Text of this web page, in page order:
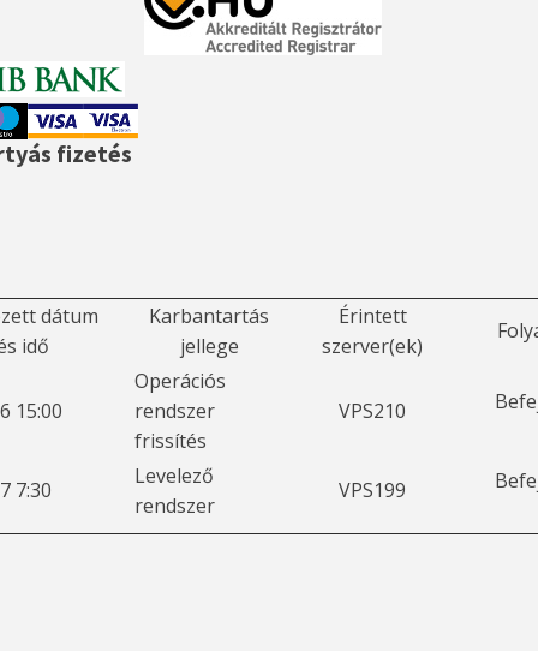
fizetés
dátum
idő
Karbantartás
jellege
Érintett
szerver(ek)
15:00
Operációs
rendszer
frissítés
VPS210
7:30
Levelező
rendszer
VPS199